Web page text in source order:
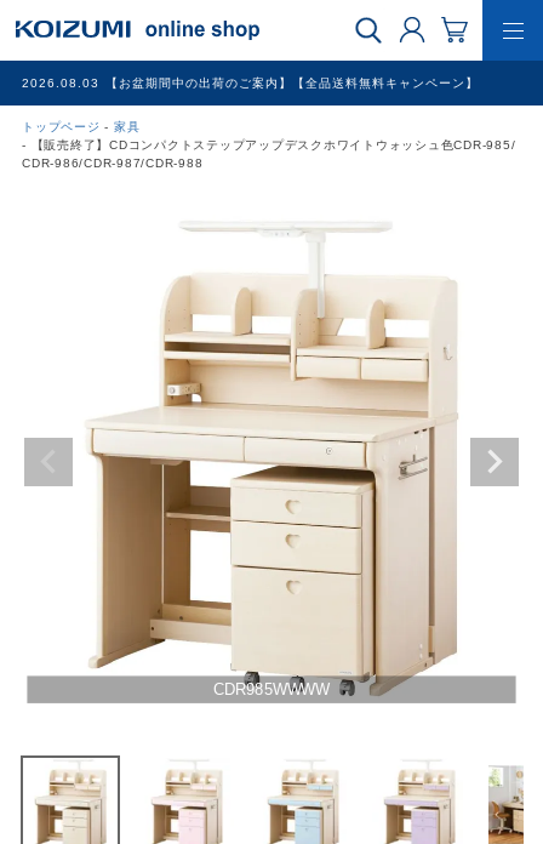
2026.08.03 【お盆期間中の出荷のご案内】【全品送料無料キャンペーン】
トップページ
家具
【販売終了】CDコンパクトステップアップデスクホワイトウォッシュ色CDR-985/
CDR-986/CDR-987/CDR-988
WEB限定品
冷暖房家電
家具
アウトレットSALE
ログイン
CDR985WWWW